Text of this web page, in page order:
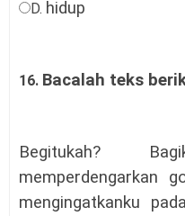
D. hidup
16. Bacalah teks
Begitukah?
memperdengarkan
mengingatkanku